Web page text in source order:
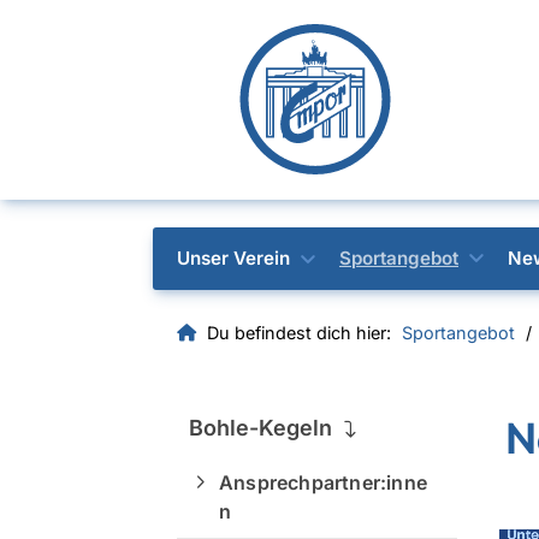
Unser Verein Sportangebot
Du befindest dich hier: Sportangebot
Bohle-Kegeln
Ansprechpartner:inne
n